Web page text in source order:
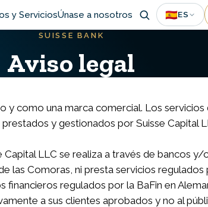
y ServiciosÚnase a nosotros 🇪🇸ES
SUISSE BANK
Aviso legal
y como una marca comercial. Los
y gestionados por Suisse Capital
LLC se realiza a través de bancos
las Comoras, ni presta servicios
regulados por la BaFin en
a sus clientes aprobados y no al